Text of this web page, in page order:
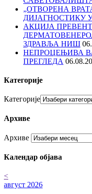
„ОТВОРЕНА
ДИЈАГНОСТИКУ
АКЦИЈА
ЗДРАВЉА НИШ
НЕПРОЦЕЊИВА
ПРЕГЛЕДА
Категорије
Категорије
Архиве
Архиве
Календар објава
<
август 2026